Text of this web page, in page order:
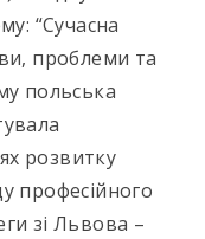
“Сучасна
проблеми та
польська
розвитку
професійного
зі Львова –